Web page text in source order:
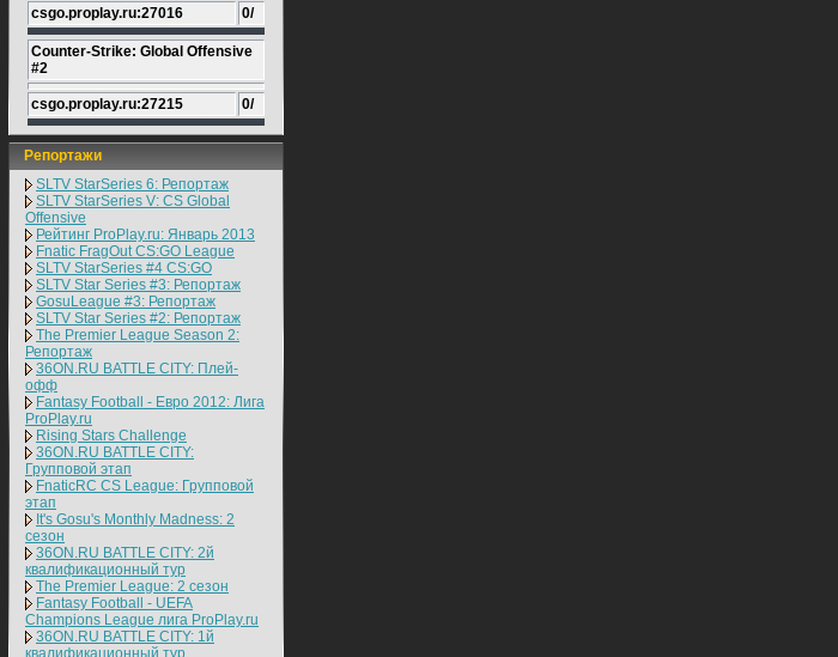
csgo.proplay.ru:27016 0/
Counter-Strike: Global Offensive
#2
csgo.proplay.ru:27215 0/
Репортажи
SLTV StarSeries 6: Репортаж
SLTV StarSeries V: CS Global
Offensive
Рейтинг ProPlay.ru: Январь 2013
Fnatic FragOut CS:GO League
SLTV StarSeries #4 CS:GO
SLTV Star Series #3: Репортаж
GosuLeague #3: Репортаж
SLTV Star Series #2: Репортаж
The Premier League Season 2:
Репортаж
36ON.RU BATTLE CITY: Плей-
офф
Fantasy Football - Евро 2012: Лига
ProPlay.ru
Rising Stars Challenge
36ON.RU BATTLE CITY:
Групповой этап
FnaticRC CS League: Групповой
этап
It's Gosu's Monthly Madness: 2
сезон
36ON.RU BATTLE CITY: 2й
квалификационный тур
The Premier League: 2 cезон
Fantasy Football - UEFA
Champions League лига ProPlay.ru
36ON.RU BATTLE CITY: 1й
квалификационный тур